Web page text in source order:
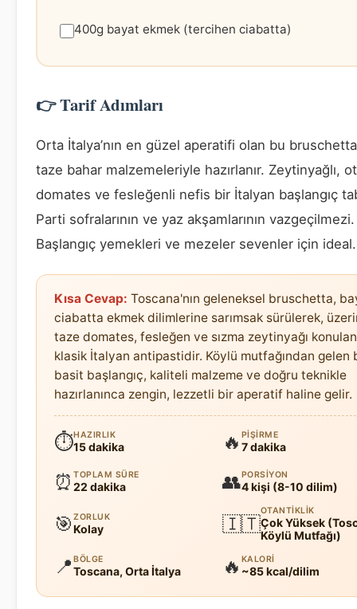
400g bayat ekmek (tercihen ciabatta)
👉 Tarif Adımları
Orta İtalya’nın en güzel aperatifi olan bu
taze bahar malzemeleriyle hazırlanır. Zeytinyağlı,
domates ve fesleğenli nefis bir İtalyan başlangıç
Parti sofralarının ve yaz akşamlarının vazgeçilmezi.
Başlangıç yemekleri ve mezeler sevenler için ideal.
Kısa Cevap: Toscana'nın geleneksel bruschetta,
ciabatta ekmek dilimlerine sarımsak sürülerek,
taze domates, fesleğen ve sızma zeytinyağı konulan
klasik İtalyan antipastidir. Köylü mutfağından gelen
basit başlangıç, kaliteli malzeme ve doğru teknikle
hazırlanınca zengin, lezzetli bir aperatif haline gelir.
⏱HAZIRLIK
15 dakika 🔥 PIŞIRME
7 dakika
⏰ TOPLAM SÜRE
22 dakika 👥PORSIYON
4 kişi (8-10 dilim)
🎯 ZORLUK
Kolay 🇮🇹
OTANTIKLIK
Çok Yüksek
Köylü Mutfağı)
📍 BÖLGE
Toscana, Orta İtalya 🔥 KALORI
~85 kcal/dilim